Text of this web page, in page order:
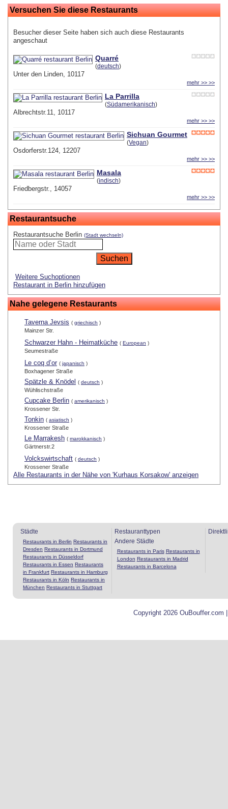
Versuchen Sie diese Restaurants
Besucher dieser Seite haben sich auch diese Restaurants
angeschaut
Quarré
(deutsch)
Unter den Linden, 10117
mehr >> >>
La Parrilla
(Südamerikanisch)
Albrechtstr.11, 10117
mehr >> >>
Sichuan Gourmet
(Vegan)
Osdorferstr.124, 12207
mehr >> >>
Masala
(indisch)
Friedbergstr., 14057
mehr >> >>
Restaurantsuche
Restaurantsuche Berlin (Stadt wechseln)
Weitere Suchoptionen
Restaurant in Berlin hinzufügen
Nahe gelegene Restaurants
Taverna Jevsis ( griechisch )
Mainzer Str.
Schwarzer Hahn - Heimatküche ( European )
Seumestraße
Le coq d’or ( japanisch )
Boxhagener Straße
Spätzle & Knödel ( deutsch )
Wühlischstraße
Cupcake Berlin ( amerikanisch )
Krossener Str.
Tonkin ( asiatisch )
Krossener Straße
Le Marrakesh ( marokkanisch )
Gärtnerstr.2
Volckswirtschaft ( deutsch )
Krossener Straße
Alle Restaurants in der Nähe von 'Kurhaus Korsakow' anzeigen
Städte
Restaurants in Berlin Restaurants in
Dresden Restaurants in Dortmund
Restaurants in Düsseldorf
Restaurants in Essen Restaurants
in Frankfurt Restaurants in Hamburg
Restaurants in Köln Restaurants in
München Restaurants in Stuttgart
Restauranttypen
Andere Städte
Restaurants in Paris Restaurants in
London Restaurants in Madrid
Restaurants in Barcelona
Copyright 2026 OuBouffer.com